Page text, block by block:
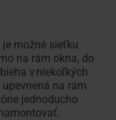
možné sieťku
na rám okna, do
v niekoľkých
na rám
jednoducho